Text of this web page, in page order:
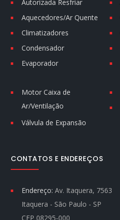
Autorizada Resfriar
Aquecedores/Ar Quente
Climatizadores
Condensador
Evaporador
Motor Caixa de
Ar/Ventilação
Válvula de Expansão
CONTATOS E ENDEREÇOS
Endereço: Av. Itaquera, 7563
Itaquera - São Paulo - SP
CEP 08295-000